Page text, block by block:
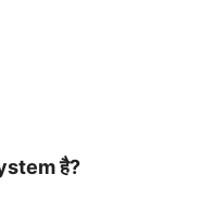
है?